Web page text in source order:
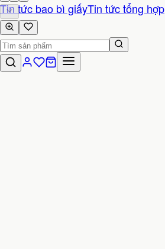
Tin tức bao bì giấyTin tức tổng hợp
Liên hệ